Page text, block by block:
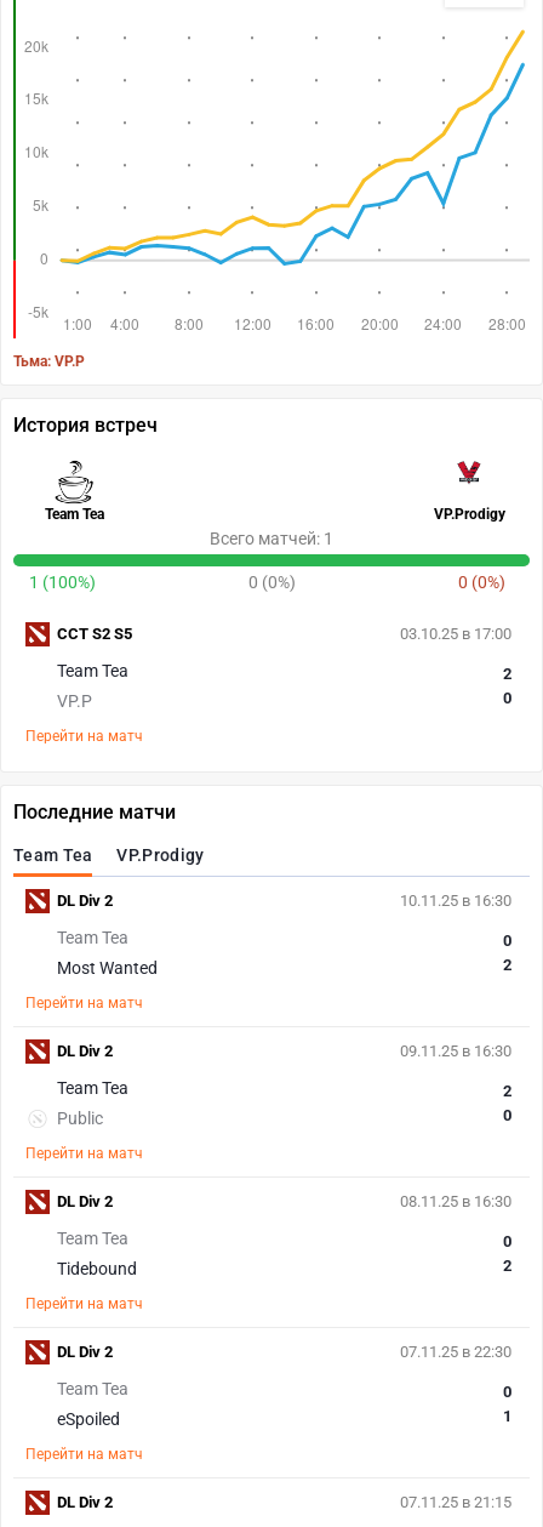
Тьма: VP.P
История встреч
Team Tea VP.Prodigy
Всего матчей: 1
1 (100%) 0 (0%) 0 (0%)
03.10.25 в 17:00
Team Tea
VP.P
2
0
Перейти на матч
CCT S2 S5
Последние матчи
Team Tea VP.Prodigy
10.11.25 в 16:30
Team Tea
Most Wanted
0
2
Перейти на матч
DL Div 2
09.11.25 в 16:30
Team Tea
Public
2
0
Перейти на матч
DL Div 2
08.11.25 в 16:30
Team Tea
Tidebound
0
2
Перейти на матч
DL Div 2
07.11.25 в 22:30
Team Tea
eSpoiled
0
1
Перейти на матч
DL Div 2
07.11.25 в 21:15
DL Div 2